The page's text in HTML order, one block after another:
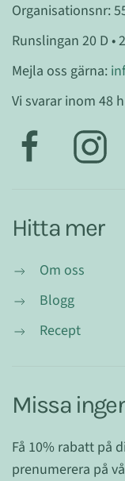
Organisationsnr:
Runslingan 20 D •
Mejla oss gärna:
Vi svarar inom 48 h
Hitta mer
Om oss
Blogg
Recept
Missa
Få 10% rabatt på
prenumerera på